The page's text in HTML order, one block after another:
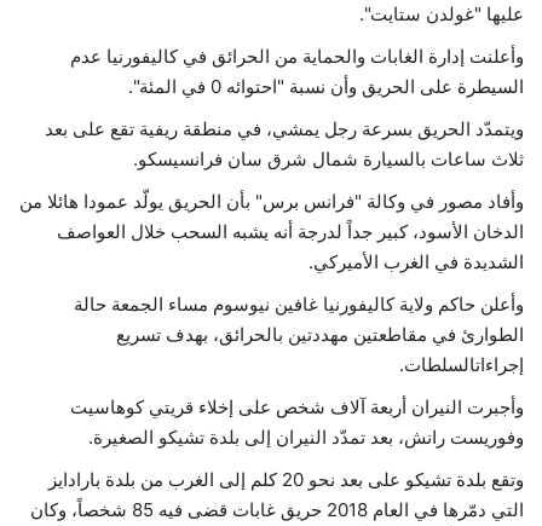
عليها "غولدن ستايت".
وأعلنت إدارة الغابات والحماية من الحرائق في كاليفورنيا عدم
السيطرة على الحريق وأن نسبة "احتوائه 0 في المئة".
ويتمدّد الحريق بسرعة رجل يمشي، في منطقة ريفية تقع على بعد
ثلاث ساعات بالسيارة شمال شرق سان فرانسيسكو.
وأفاد مصور في وكالة "فرانس برس" بأن الحريق يولّد عمودا هائلا من
الدخان الأسود، كبير جداً لدرجة أنه يشبه السحب خلال العواصف
الشديدة في الغرب الأميركي.
وأعلن حاكم ولاية كاليفورنيا غافين نيوسوم مساء الجمعة حالة
الطوارئ في مقاطعتين مهددتين بالحرائق، بهدف تسريع
إجراءاتالسلطات.
وأجبرت النيران أربعة آلاف شخص على إخلاء قريتي كوهاسيت
وفوريست رانش، بعد تمدّد النيران إلى بلدة تشيكو الصغيرة.
وتقع بلدة تشيكو على بعد نحو 20 كلم إلى الغرب من بلدة بارادايز
التي دمّرها في العام 2018 حريق غابات قضى فيه 85 شخصاً، وكان